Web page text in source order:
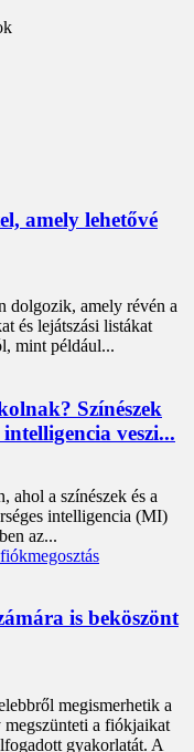
amely lehetővé
dolgozik, amely révén a
és lejátszási listákat
mint például...
Színészek
veszi...
ahol a színészek és a
intelligencia (MI)
az...
is beköszönt
megismerhetik a
megszünteti a fiókjaikat
gyakorlatát. A